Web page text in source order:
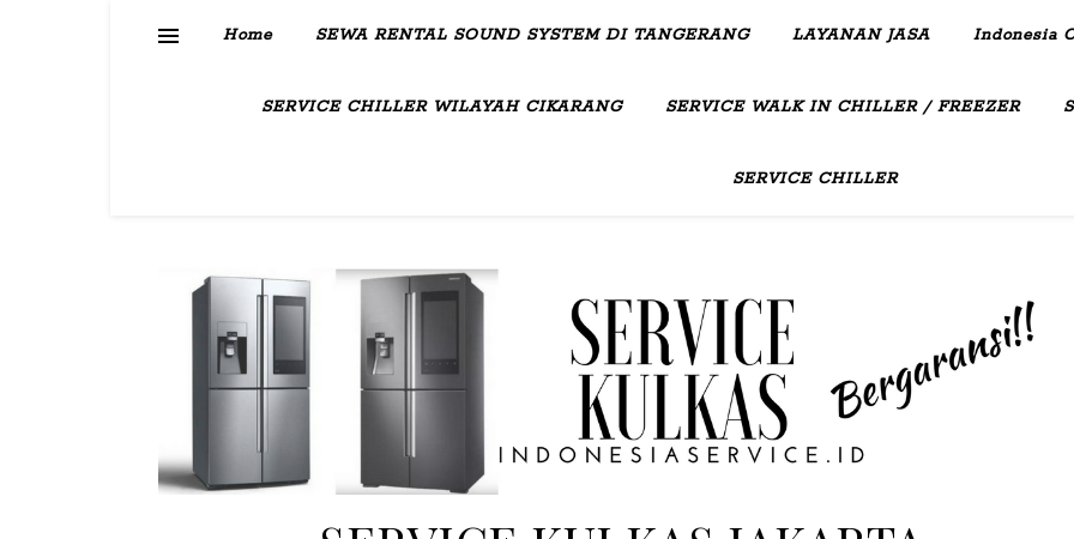
Home SEWA RENTAL SOUND SYSTEM DI TANGERANG LAYANAN JASA Indonesia
SERVICE CHILLER WILAYAH CIKARANG SERVICE WALK IN CHILLER / FREEZER
SERVICE CHILLER